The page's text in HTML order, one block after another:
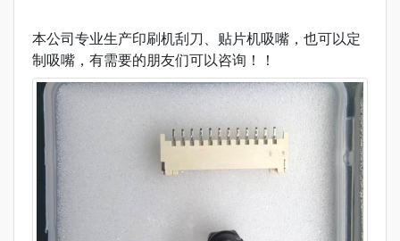
本公司专业生产印刷机刮刀、贴片机吸嘴，也可以定
制吸嘴，有需要的朋友们可以咨询！！